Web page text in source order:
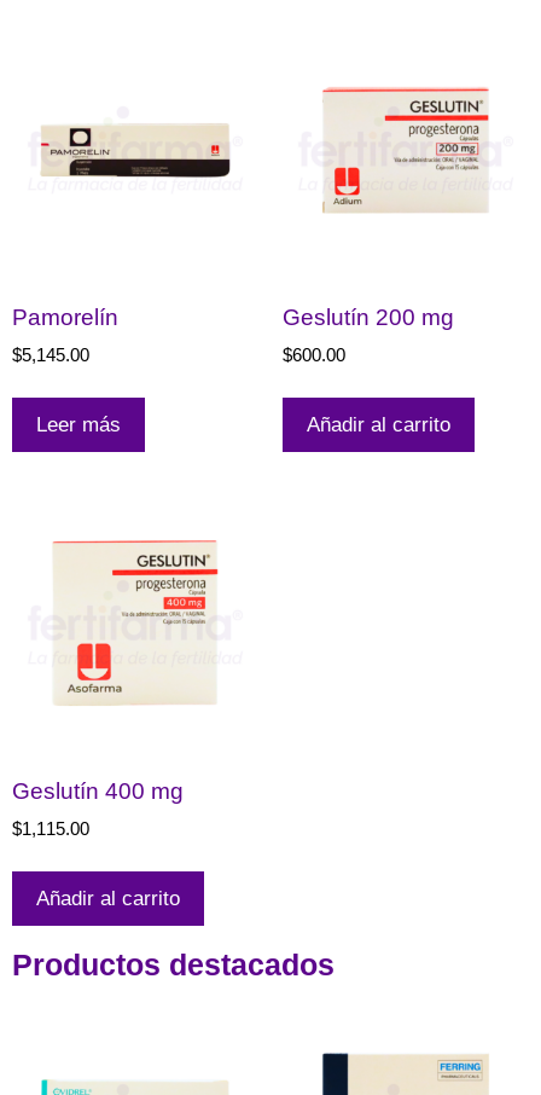
Pamorelín
$5,145.00
Leer más
Geslutín 200 mg
$600.00
Añadir al carrito
Geslutín 400 mg
$1,115.00
Añadir al carrito
Productos destacados